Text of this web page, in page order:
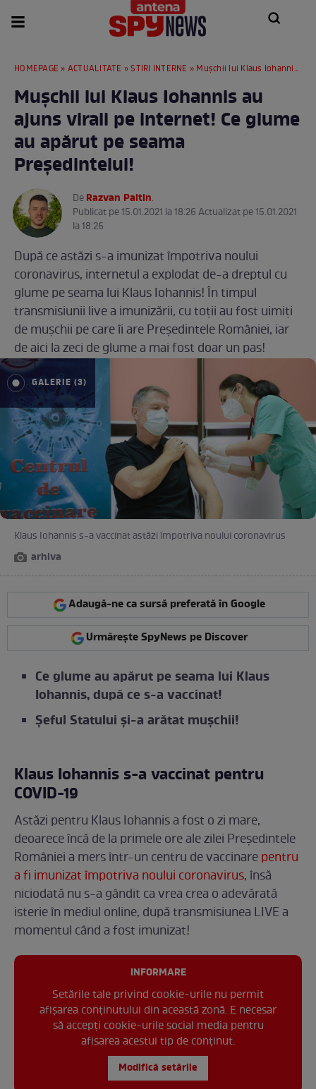
HOMEPAGE » ACTUALITATE »STIRI INTERNE » Mușchii lui Klaus Iohannis au ajuns virali pe internet! Ce glume au apărut pe seama Președintelui!
Mușchii lui Klaus Iohannis au
ajuns virali pe internet! Ce glume
au apărut pe seama
Președintelui!
DeRazvan Paltin.
Publicat pe 15.01.2021 la 18:26 Actualizat pe 15.01.2021
la 18:26
După ce astăzi s-a imunizat împotriva noului
coronavirus, internetul a explodat de-a dreptul cu
glume pe seama lui Klaus Iohannis! În timpul
transmisiunii live a imunizării, cu toții au fost uimiți
de mușchii pe care îi are Președintele României, iar
de aici la zeci de glume a mai fost doar un pas!
GALERIE (3)
Klaus Iohannis s-a vaccinat astăzi împotriva noului coronavirus
arhiva
Adaugă-ne ca sursă preferată în Google
Urmărește SpyNews pe Discover
Ce glume au apărut pe seama lui Klaus
Iohannis, după ce s-a vaccinat!
Șeful Statului și-a arătat mușchii!
Klaus Iohannis s-a vaccinat pentru
COVID-19
Astăzi pentru Klaus Iohannis a fost o zi mare,
deoarece încă de la primele ore ale zilei Președintele
României a mers într-un centru de vaccinarepentru
a fi imunizat împotriva noului coronavirus, însă
niciodată nu s-a gândit ca vrea crea o adevărată
isterie în mediul online, după transmisiunea LIVE a
momentul când a fost imunizat!
INFORMARE
Setările tale privind cookie-urile nu permit
afișarea conținutului din această zonă. E necesar
să accepți cookie-urile social media pentru
afisarea acestui tip de conținut.
Modifică setările